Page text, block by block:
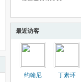
最近访客
约翰尼
丁素环